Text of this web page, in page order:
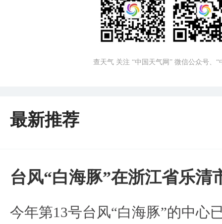
查天气 关注 “中国天气网” 微信公众号、
最新推荐
台风“白海豚”在浙江省乐清
今年第13号台风“白海豚”的中心